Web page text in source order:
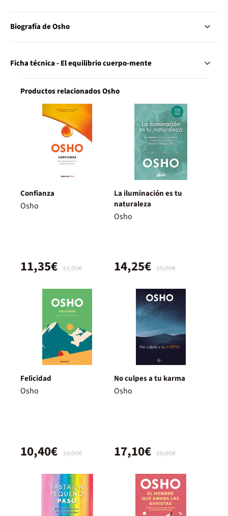
Biografía de Osho
Ficha técnica - El equilibrio cuerpo-mente
Productos relacionados Osho
Confianza
Osho
11,95€
11,35€
La iluminación es tu
naturaleza
Osho
15,00€
14,25€
Felicidad
Osho
10,95€
10,40€
No culpes a tu karma
Osho
18,00€
17,10€